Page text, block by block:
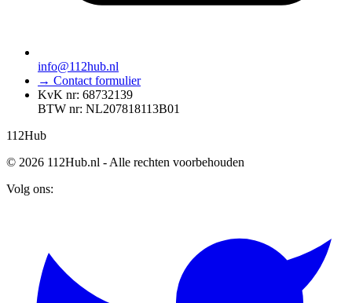
info@112hub.nl
→ Contact formulier
KvK nr: 68732139
BTW nr: NL207818113B01
112Hub
© 2026 112Hub.nl - Alle rechten voorbehouden
Volg ons: